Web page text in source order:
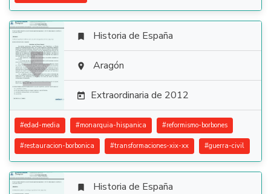

 Historia de España
 Aragón
 Extraordinaria de 2012
#edad-media #monarquia-hispanica #reformismo-borbones
#restauracion-borbonica #transformaciones-xix-xx #guerra-civil
 Historia de España